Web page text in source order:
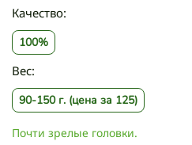
Качество:
100%
Вес:
90-150 г. (цена за 125)
Почти зрелые головки.